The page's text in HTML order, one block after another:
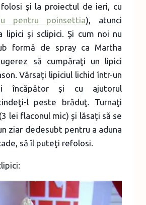
şi la proiectul de ieri, cu
pentru poinsettia), atunci
lipici şi sclipici. Şi cum noi nu
formă de spray ca Martha
să cumpăraţi un lipici
Vărsaţi lipiciul lichid într-un
încăpător şi cu ajutorul
l peste brăduţ. Turnaţi
lei flaconul mic) şi lăsaţi să se
ziar dedesubt pentru a aduna
să îl puteţi refolosi.